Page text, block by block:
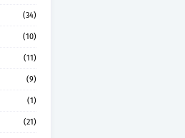
(34)
(10)
(11)
(9)
(1)
(21)